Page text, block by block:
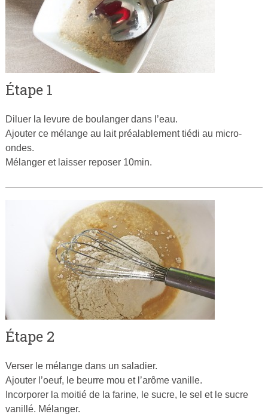
Étape 1
Diluer la levure de boulanger dans l’eau.
Ajouter ce mélange au lait préalablement tiédi au micro-
ondes.
Mélanger et laisser reposer 10min.
Étape 2
Verser le mélange dans un saladier.
Ajouter l’oeuf, le beurre mou et l’arôme vanille.
Incorporer la moitié de la farine, le sucre, le sel et le sucre
vanillé. Mélanger.